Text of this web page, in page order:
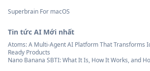
Superbrain For macOS
Tin tức AI Mới nhất
Atoms: A Multi-Agent AI Platform That Transforms
Ready Products
Nano Banana SBTI: What It Is, How It Works, and